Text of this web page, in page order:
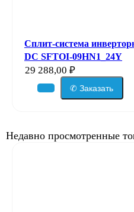
Сплит-система
DC SFTOI-09HN1_24Y
29 288,00 ₽
✆ Заказать
Недавно просмотренные